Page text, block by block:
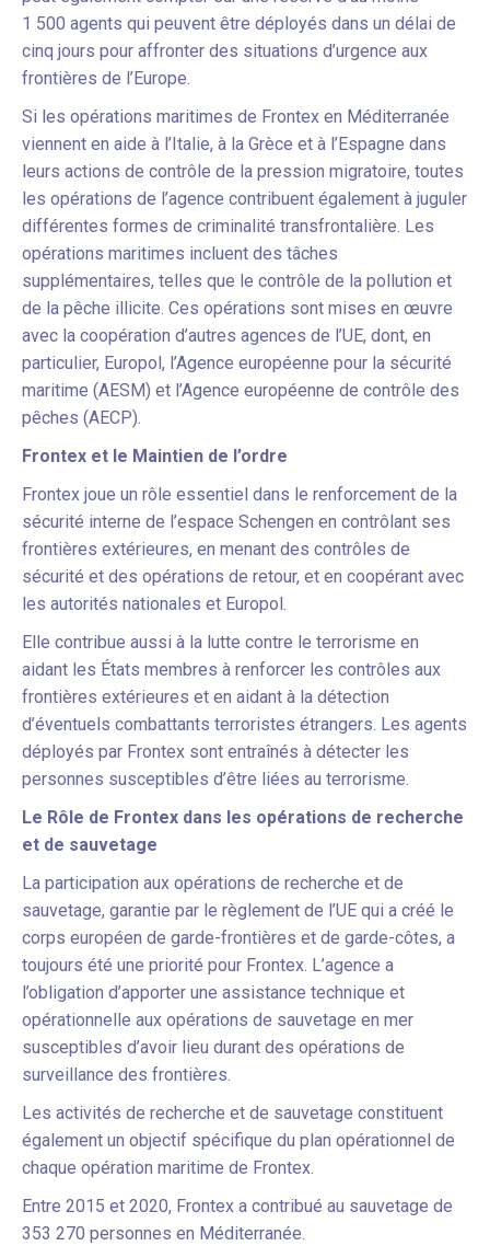
1 500 agents qui peuvent être déployés dans un délai de
cinq jours pour affronter des situations d’urgence aux
frontières de l’Europe.
Si les opérations maritimes de Frontex en Méditerranée
viennent en aide à l’Italie, à la Grèce et à l’Espagne dans
leurs actions de contrôle de la pression migratoire, toutes
les opérations de l’agence contribuent également à juguler
différentes formes de criminalité transfrontalière. Les
opérations maritimes incluent des tâches
supplémentaires, telles que le contrôle de la pollution et
de la pêche illicite. Ces opérations sont mises en œuvre
avec la coopération d’autres agences de l’UE, dont, en
particulier, Europol, l’Agence européenne pour la sécurité
maritime (AESM) et l’Agence européenne de contrôle des
pêches (AECP).
Frontex et le Maintien de l’ordre
Frontex joue un rôle essentiel dans le renforcement de la
sécurité interne de l’espace Schengen en contrôlant ses
frontières extérieures, en menant des contrôles de
sécurité et des opérations de retour, et en coopérant avec
les autorités nationales et Europol.
Elle contribue aussi à la lutte contre le terrorisme en
aidant les États membres à renforcer les contrôles aux
frontières extérieures et en aidant à la détection
d’éventuels combattants terroristes étrangers. Les agents
déployés par Frontex sont entraînés à détecter les
personnes susceptibles d’être liées au terrorisme.
Le Rôle de Frontex dans les opérations de recherche
et de sauvetage
La participation aux opérations de recherche et de
sauvetage, garantie par le règlement de l’UE qui a créé le
corps européen de garde-frontières et de garde-côtes, a
toujours été une priorité pour Frontex. L’agence a
l’obligation d’apporter une assistance technique et
opérationnelle aux opérations de sauvetage en mer
susceptibles d’avoir lieu durant des opérations de
surveillance des frontières.
Les activités de recherche et de sauvetage constituent
également un objectif spécifique du plan opérationnel de
chaque opération maritime de Frontex.
Entre 2015 et 2020, Frontex a contribué au sauvetage de
353 270 personnes en Méditerranée.